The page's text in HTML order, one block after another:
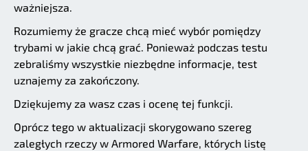
ważniejsza.
Rozumiemy że gracze chcą mieć wybór pomiędzy
trybami w jakie chcą grać. Ponieważ podczas testu
zebraliśmy wszystkie niezbędne informacje, test
uznajemy za zakończony.
Dziękujemy za wasz czas i ocenę tej funkcji.
Oprócz tego w aktualizacji skorygowano szereg
zaległych rzeczy w Armored Warfare, których listę